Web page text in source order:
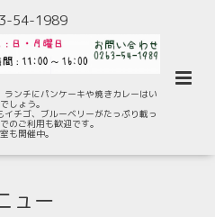
54-1989
ンチにパンケーキや焼きカレーはい
しょう。
チゴ、ブルーベリーがたっぷり載っ
のご利用も歓迎です。
も開催中。
ュー